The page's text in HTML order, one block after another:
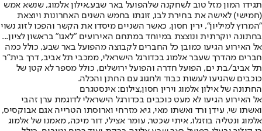
תגידו המון מזל טוב לשחקנה שלהפועל באר שבע,אילון אלמוג, שנשא אמש
(חמישי) לאישה את בחירת לבו, זוגתו בחמש השנים האחרונות ויוצאת
"המרוץ למיליון", ירין חסון, כאשר השניים מיסדו את הקשר והפכו לזוג נשוי
בחתונה יוקרתית ונוצצת במיוחד במתחם האירועים "לאגו" בראשון לציון...
אל האירוע הגיעו כמובן כל החברים לקבוצה מהפועל באר שבע, כולל כמה
חברים מהדרך שעבר אלמוג בכדורגל הישראלי, ממכבי תל אביב, דרך בית"ר
תל אביב/בת ים, הפועל חדרה והפועל ירושלים, כולל מספר לא קטן של
כוכבים שהגיעו לעשות כבוד ולחגוג עם החתן והכלה.
החתונה של אילון אלמוג וירין חסון,צילום: אינסטגרם
אל האירוע הגיעו לא מעט כוכבים בכדורגל הישראלי לדוגמת ערן זהבי
ואשתו שי, עידן ורד ואשתו מאי, גיא מזרחי וארוסתו הטרייה אגם אבוקסיס,
אלמוג ונטליה בוזגלו, איתי שכטר, עומר אצילי, דור מיכה, מאמנו של אלמוג